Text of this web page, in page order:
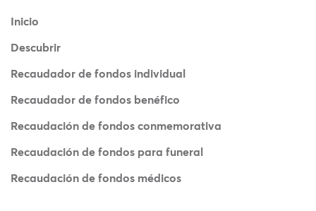
Inicio
Descubrir
Recaudador de fondos individual
Recaudador de fondos benéfico
Recaudación de fondos conmemorativa
Recaudación de fondos para funeral
Recaudación de fondos médicos